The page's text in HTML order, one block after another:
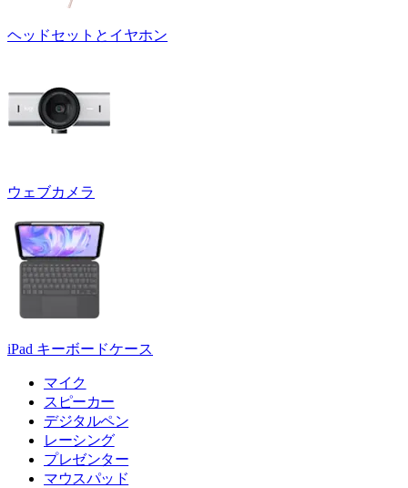
ヘッドセットとイヤホン
ウェブカメラ
iPad キーボードケース
マイク
スピーカー
デジタルペン
レーシング
プレゼンター
マウスパッド